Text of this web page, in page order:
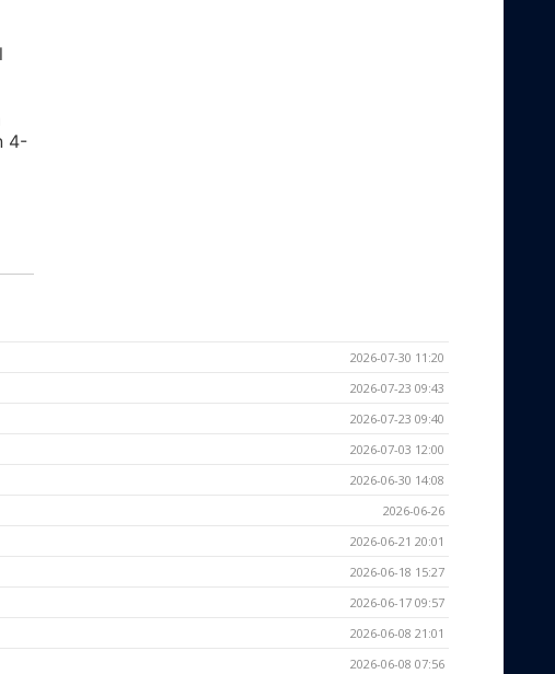
4-
2026-07-30 11:20
2026-07-23 09:43
2026-07-23 09:40
2026-07-03 12:00
2026-06-30 14:08
2026-06-26
2026-06-21 20:01
2026-06-18 15:27
2026-06-17 09:57
2026-06-08 21:01
2026-06-08 07:56